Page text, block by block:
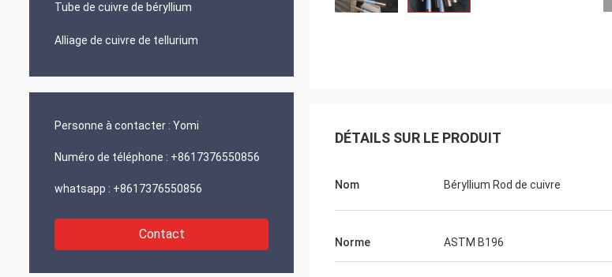
Tube de cuivre de béryllium
Alliage de cuivre de tellurium
Personne à contacter : Yomi
Numéro de téléphone : +8617376550856
whatsapp : +8617376550856
Contact
DÉTAILS SUR LE PRODUIT
Nom Béryllium Rod de cuivre
Norme ASTM B196